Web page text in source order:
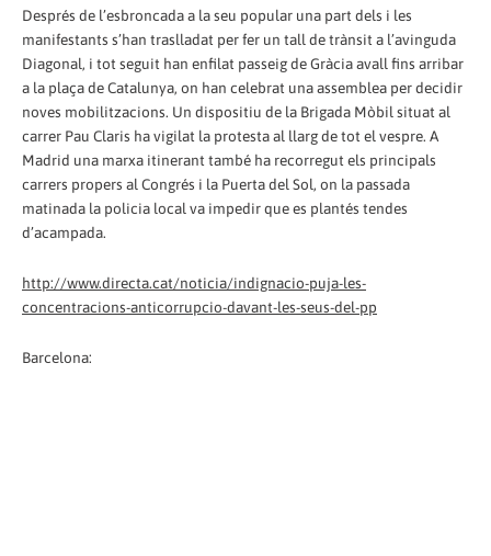
Després de l’esbroncada a la seu popular una part dels i les
manifestants s’han traslladat per fer un tall de trànsit a l’avinguda
Diagonal, i tot seguit han enfilat passeig de Gràcia avall fins arribar
a la plaça de Catalunya, on han celebrat una assemblea per decidir
noves mobilitzacions. Un dispositiu de la Brigada Mòbil situat al
carrer Pau Claris ha vigilat la protesta al llarg de tot el vespre. A
Madrid una marxa itinerant també ha recorregut els principals
carrers propers al Congrés i la Puerta del Sol, on la passada
matinada la policia local va impedir que es plantés tendes
d’acampada.
http://www.directa.cat/noticia/indignacio-puja-les-
concentracions-anticorrupcio-davant-les-seus-del-pp
Barcelona: